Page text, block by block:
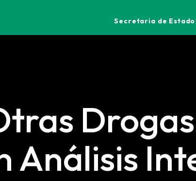
Secretaria de
Análisis